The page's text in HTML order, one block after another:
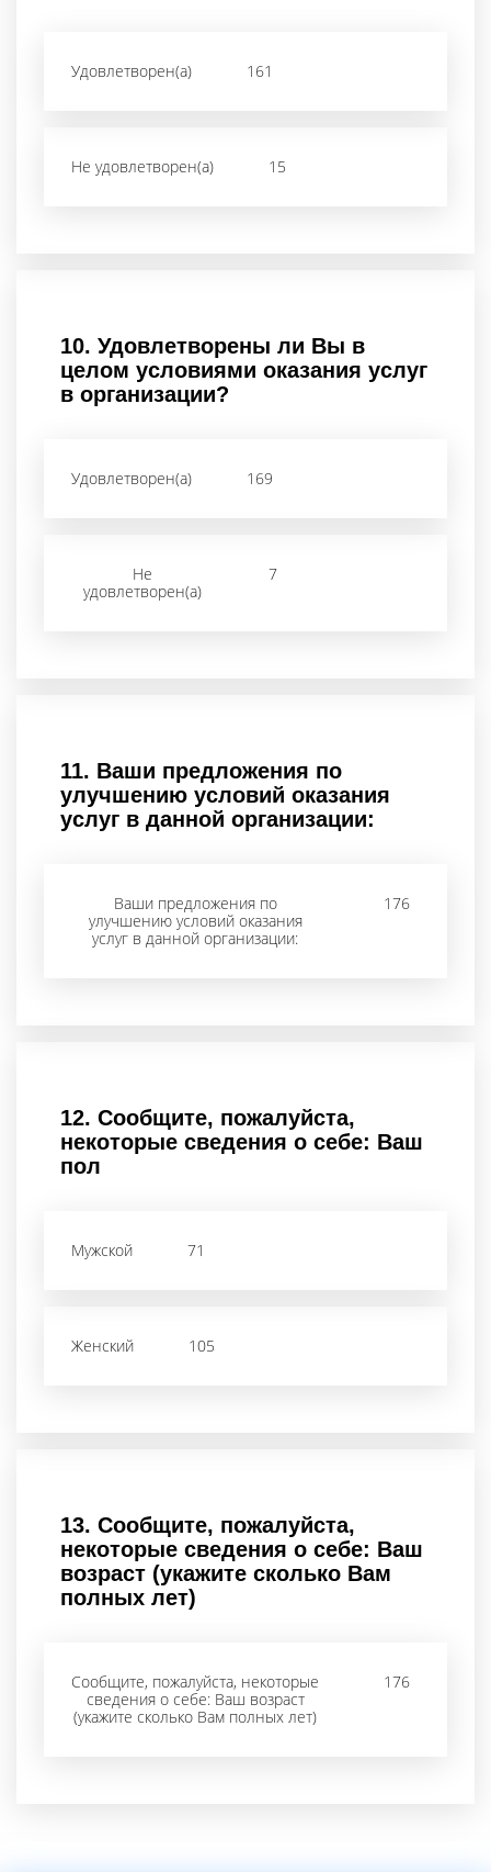
Удовлетворен(а) 161
Не удовлетворен(а) 15
10. Удовлетворены ли Вы в
целом условиями оказания услуг
в организации?
Удовлетворен(а) 169
Не
удовлетворен(а)
7
11. Ваши предложения по
улучшению условий оказания
услуг в данной организации:
Ваши предложения по
улучшению условий оказания
услуг в данной организации:
176
12. Сообщите, пожалуйста,
некоторые сведения о себе: Ваш
пол
Мужской 71
Женский 105
13. Сообщите, пожалуйста,
некоторые сведения о себе: Ваш
возраст (укажите сколько Вам
полных лет)
Сообщите, пожалуйста, некоторые
сведения о себе: Ваш возраст
(укажите сколько Вам полных лет)
176